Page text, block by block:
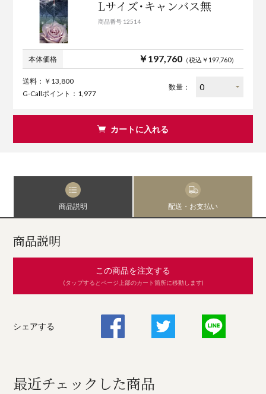
Lサイズ･キャンバス無
商品番号 12514
本体価格 ￥197,760（税込￥197,760）
送料：￥13,800
G-Callポイント：1,977
数量：
カートに入れる
商品説明 配送・お支払い
商品説明
この商品を注文する
(タップするとページ上部のカート箇所に移動します)
シェアする
最近チェックした商品